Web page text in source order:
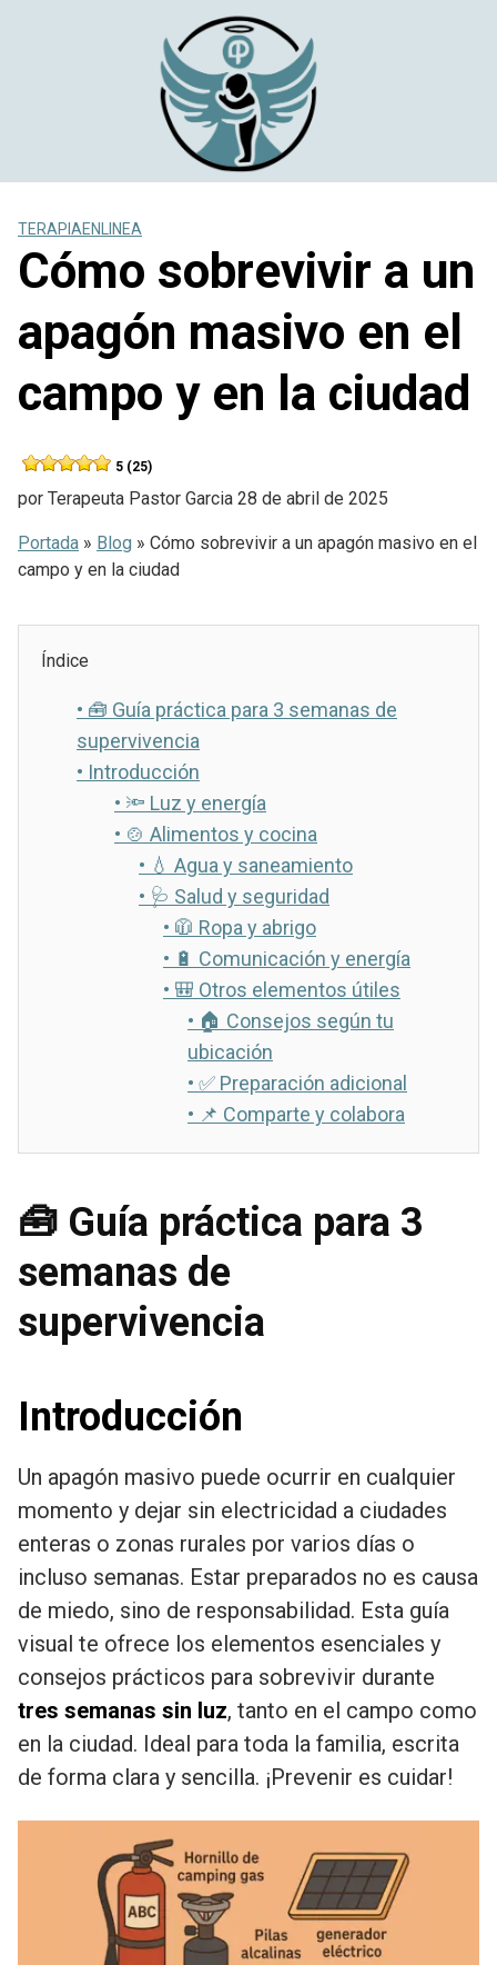
TERAPIAENLINEA
Cómo sobrevivir a un
apagón masivo en el
campo y en la ciudad
5 (25)
por Terapeuta Pastor Garcia 28 de abril de 2025
Portada » Blog » Cómo sobrevivir a un apagón masivo en el
campo y en la ciudad
Índice
• 🧰 Guía práctica para 3 semanas de
supervivencia
• Introducción
• 🔦 Luz y energía
• 🍲 Alimentos y cocina
• 💧 Agua y saneamiento
• 🩺 Salud y seguridad
• 🧥 Ropa y abrigo
• 🔋 Comunicación y energía
• 🎒 Otros elementos útiles
• 🏠 Consejos según tu
ubicación
• ✅ Preparación adicional
• 📌 Comparte y colabora
🧰 Guía práctica para 3
semanas de
supervivencia
Introducción
Un apagón masivo puede ocurrir en cualquier
momento y dejar sin electricidad a ciudades
enteras o zonas rurales por varios días o
incluso semanas. Estar preparados no es causa
de miedo, sino de responsabilidad. Esta guía
visual te ofrece los elementos esenciales y
consejos prácticos para sobrevivir durante
tres semanas sin luz, tanto en el campo como
en la ciudad. Ideal para toda la familia, escrita
de forma clara y sencilla. ¡Prevenir es cuidar!